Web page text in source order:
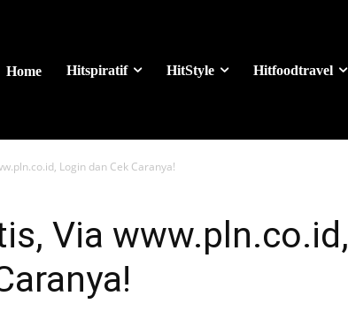
Home Hitspiratif HitStyle Hitfoodtravel
Login dan Cek Caranya!
Via www.pln.co.id,